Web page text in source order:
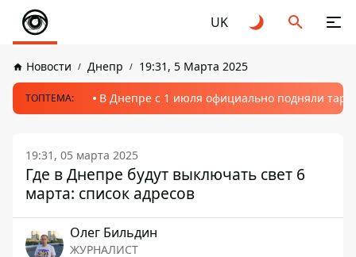
UK
Новости Днепр 19:31, 5 Марта 2025
ТОПТЕМА: В Днепре с 1 июля официально подняли
19:31, 05 марта 2025
Где в Днепре будут выключать свет 6
марта: список адресов
Олег Бильдин
ЖУРНАЛИСТ